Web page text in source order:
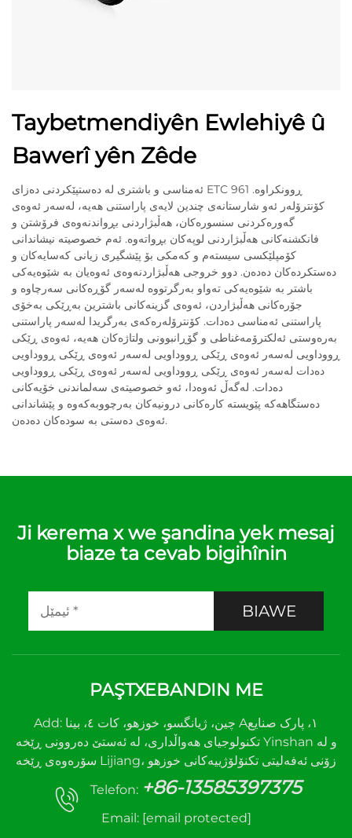
Taybetmendiyên Ewlehiyê û
Bawerî yên Zêde
ئەمناسی و باشتری لە دەستپێکردنی دەزای ETC 961 ڕوونکراوە.
کۆنترۆلەر ئەو شارستانەی چندین لایەی پاراستنی هەیە، لەسەر ئەوەی
گەورەکردنی سنسورەکان، هەڵبژاردنی بڕواندنەوەی فرۆشتن و
فانکشنەکانی هەڵبژاردنی لوپەکان بڕواتەوە. ئەم خصوصیتە نیشاندانی
کۆمپلێکسی سیستەم و کەمکی بۆ پێشگیری زیانی کەسایەکان و
دەستکردەکان دەدەن. دوو خروجی هەڵبژاردنەوەی ئەوەیان بە شێوەیەکی
باشتر بە شێوەیەکی تەواو بەرگرتووە لەسەر گۆڕەکانی سەرچاوە و
جۆرەکانی هەڵبژاردن، ئەوەی گزینەکانی باشترین بەڕێکی بەخۆی
پاراستنی ئەمناسی دەدات. کۆنترۆلەرەکەی بەرگریدا لەسەر پاراستنی
بەرەوستی ئەلکترۆمەغناطی و گۆڕانبوونی ولتاژەکان هەیە، ئەوەی ڕێکی
ڕووداویی لەسەر ئەوەی ڕێکی ڕووداویی لەسەر ئەوەی ڕێکی ڕووداویی
دەدات لەسەر ئەوەی ڕێکی ڕووداویی لەسەر ئەوەی ڕێکی ڕووداویی
دەدات. لەگەڵ ئەوەدا، ئەو خصوصیتەی سەلماندنی خۆیەکانی
دەستگاهەکە پێویستە کارەکانی درونیەکان بەرچووبەکەوە و پێشاندانی
ئەوەی دەستی بە سودەکان دەدەن.
Ji kerema x we şandina yek mesaj
biaze ta cevab bigihînin
BIAWE
PAŞTXEBANDIN ME
Add: چین، ژیانگسو، خوزهو، کات ٤، بینا A١، پارک صنایع
تکنولوجیای هەواڵداری، لە ئەستێ دەروونی ڕێخە Yinshan و لە
سۆرەوەی ڕێخە Lijiang، زۆنی ئەفەلیتی تکنۆلۆژییەکانی خوزهو
Telefon: +86-13585397375
Email: [email protected]